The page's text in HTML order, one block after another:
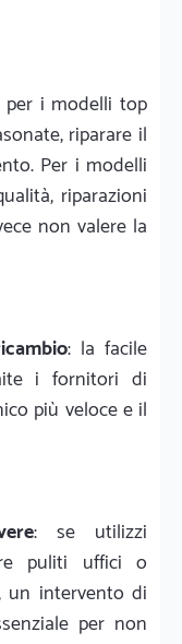
per i modelli top
riparare il
Per i modelli
riparazioni
non valere la
: la facile
i fornitori di
più veloce e il
: se utilizzi
puliti uffici o
un intervento di
per non